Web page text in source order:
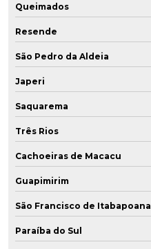
Queimados
Resende
São Pedro da Aldeia
Japeri
Saquarema
Três Rios
Cachoeiras de Macacu
Guapimirim
São Francisco de Itabapoana
Paraíba do Sul